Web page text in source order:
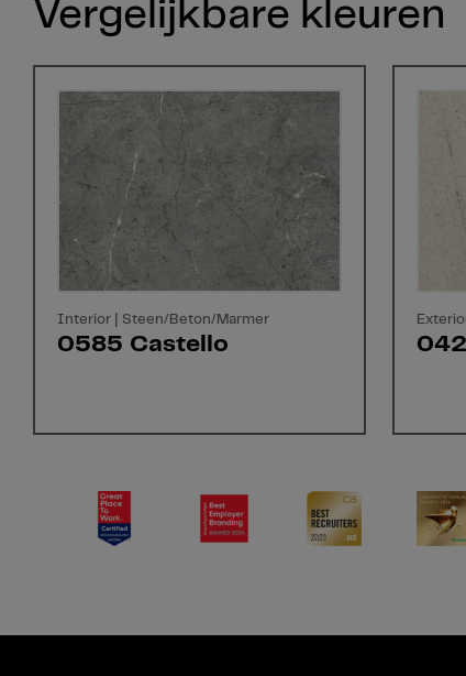
Vergelijkbare kleuren
Interior | Steen/Beton/Marmer
0585 Castello